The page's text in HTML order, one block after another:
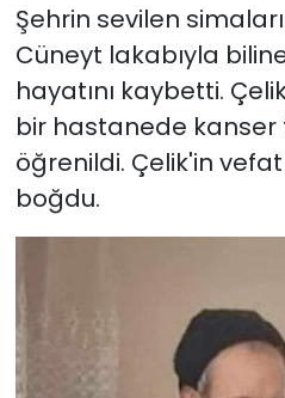
Şehrin sevilen
Cüneyt lakabıyla
hayatını kaybetti.
bir hastanede
öğrenildi. Çelik'in
boğdu.